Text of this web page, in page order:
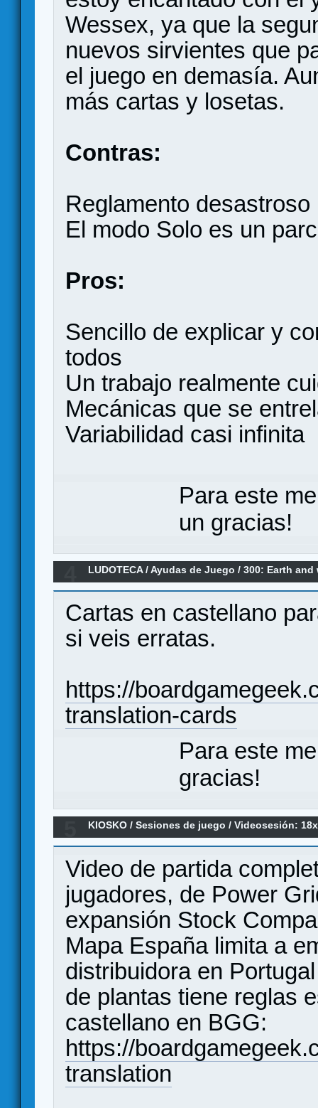
Wessex, ya que la
nuevos sirvientes que
el juego en demasía.
más cartas y losetas.
Contras:
Reglamento desastroso
El modo Solo es un
Pros:
Sencillo de explicar y
todos
Un trabajo realmente
Mecánicas que se
Variabilidad casi infinita
Para este
un gracias!
LUDOTECA/Ayudas de Juego /300: Earth and
Cartas en castellano
si veis erratas.
https://
translation-cards
Para este
gracias!
KIOSKO /Sesiones de juego /Videosesión:
Video de partida
jugadores, de Power
expansión Stock
Mapa España limita a
distribuidora en
de plantas tiene reglas
castellano en BGG:
https://
translation